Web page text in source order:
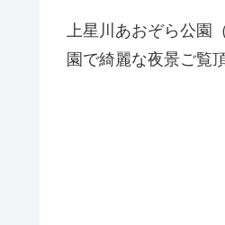
上星川あおぞら公園
園で綺麗な夜景ご覧